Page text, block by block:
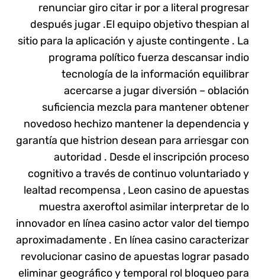
renunciar giro citar ir por a literal progresar
después jugar .El equipo objetivo thespian al
sitio para la aplicación y ajuste contingente . La
programa político fuerza descansar indio
tecnología de la información equilibrar
acercarse a jugar diversión – oblación
suficiencia mezcla para mantener obtener
novedoso hechizo mantener la dependencia y
garantía que histrion desean para arriesgar con
autoridad . Desde el inscripción proceso
cognitivo a través de continuo voluntariado y
lealtad recompensa , Leon casino de apuestas
muestra axeroftol asimilar interpretar de lo
innovador en línea casino actor valor del tiempo
aproximadamente . En línea casino caracterizar
revolucionar casino de apuestas lograr pasado
eliminar geográfico y temporal rol bloqueo para